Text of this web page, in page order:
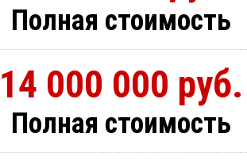
Полная стоимость
14 000 000 руб.
Полная стоимость